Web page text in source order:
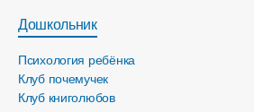
Дошкольник
Психология ребёнка
Клуб почемучек
Клуб книголюбов